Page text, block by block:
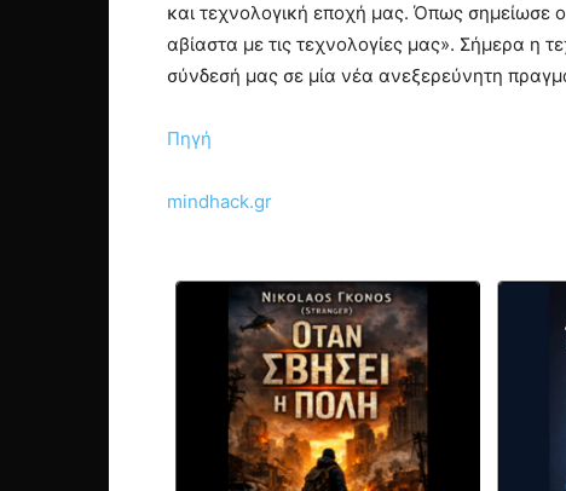
και τεχνολογική εποχή μας. Όπως σημείωσε
αβίαστα με τις τεχνολογίες μας». Σήμερα η
σύνδεσή μας σε μία νέα ανεξερεύνητη
Πηγή
mindhack.gr